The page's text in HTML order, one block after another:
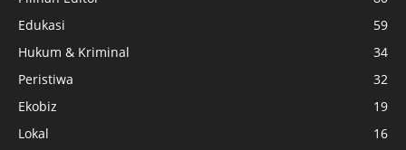
Edukasi
59
Hukum & Kriminal
34
Peristiwa
32
Ekobiz
19
Lokal
16